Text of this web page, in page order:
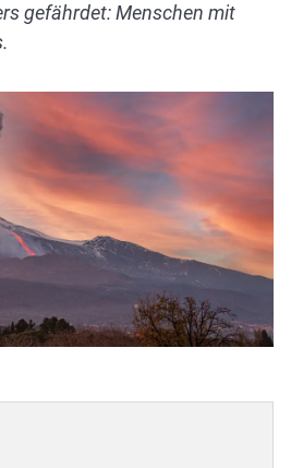
gefährdet: Menschen mit